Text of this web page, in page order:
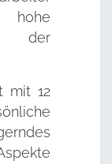
der
mit 12